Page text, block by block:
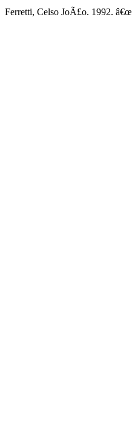
Ferretti, Celso JoÃ£o. 1992.